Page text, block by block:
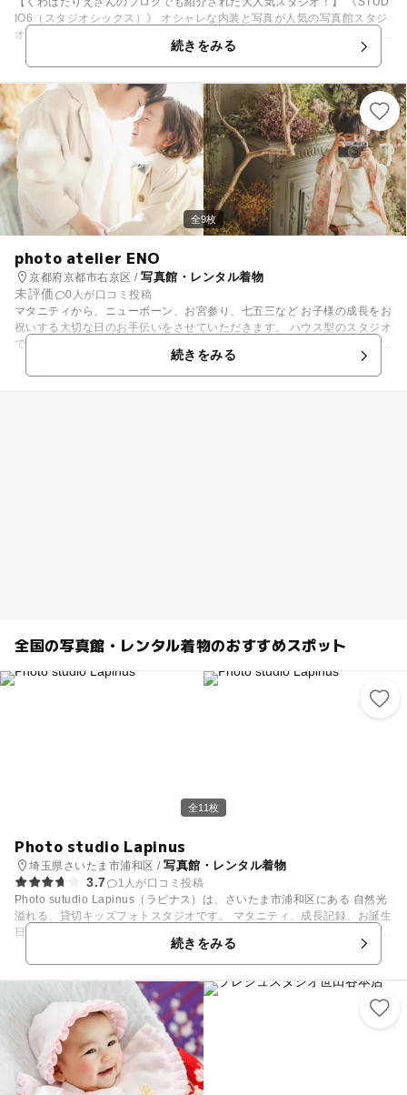
IO6（スタジオシックス）》 オシャレな内装と写真が人気の写真館スタジ
オシックス。 芸能人のくわばたりえさんオフィシャルブログでも紹介され
真に至るまで、 オシャレでアートな雰囲気の写真を撮りたいなら是非スタ
ジオシックスへお越しください。 【料金システム】 撮影料+商品代 等
身大パネル フォトアルバム フォトパネル フォトプリント等沢山のアイテ
ムをご用意しています。
続きをみる
全9枚
photo atelier ENO
京都府京都市右京区 /写真館・レンタル着物
未評価
0人が口コミ投稿
マタニティから、ニューボーン、お宮参り、七五三など お子様の成長をお
祝いする大切な日のお手伝いをさせていただきます。 ハウス型のスタジオ
でゆっくりと撮影をお楽しみいただけます。 撮影後はゆっくりとお茶を飲
みながら、お子様の可愛い姿をモニターでお選びいただけます。 定期的に
イベント撮影会も開催しています！ 秋はハロウィン・・・など！ 新しく
続きをみる
全国の写真館・レンタル着物のおすすめスポット
全11枚
Photo studio Lapinus
埼玉県さいたま市浦和区 /写真館・レンタル着物
3.7
1人が口コミ投稿
Photo sutudio Lapinus（ラピナス）は、さいたま市浦和区にある 自然光
溢れる、貸切キッズフォトスタジオです。 マタニティ、成長記録、お誕生
日、七五三など、 雑誌の1ページのようなおしゃれな一枚に。 浦和駅から
徒歩5分でアクセスも抜群！ 撮影したデータは、当日スマホでに全データ
をダウンロード可能。 ご予約はホームページより24時間受付中です★
続きをみる